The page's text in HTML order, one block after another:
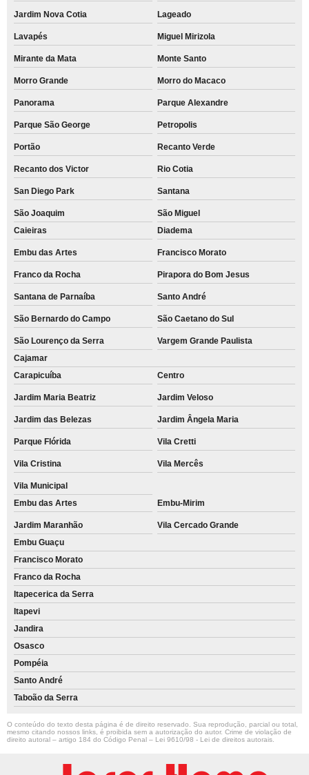
Jardim Nova Cotia Lageado
Lavapés Miguel Mirizola
Mirante da Mata Monte Santo
Morro Grande Morro do Macaco
Panorama Parque Alexandre
Parque São George Petropolis
Portão Recanto Verde
Recanto dos Victor Rio Cotia
San Diego Park Santana
São Joaquim
São Miguel
Caieiras
Diadema
Embu das Artes Francisco Morato
Franco da Rocha Pirapora do Bom Jesus
Santana de Parnaíba Santo André
São Bernardo do Campo São Caetano do Sul
São Lourenço da Serra
Vargem Grande Paulista
Cajamar
Carapicuíba
Centro
Jardim Maria Beatriz Jardim Veloso
Jardim das Belezas Jardim Ângela Maria
Parque Flórida Vila Cretti
Vila Cristina Vila Mercês
Vila Municipal
Embu das Artes
Embu-Mirim
Jardim Maranhão
Vila Cercado Grande
Embu Guaçu
Francisco Morato
Franco da Rocha
Itapecerica da Serra
Itapevi
Jandira
Osasco
Pompéia
Santo André
Taboão da Serra
O conteúdo do texto desta página é de direito reservado. Sua reprodução, parcial ou total,
mesmo citando nossos links, é proibida sem a autorização do autor. Crime de violação de
direito autoral – artigo 184 do Código Penal – Lei 9610/98 - Lei de direitos autorais